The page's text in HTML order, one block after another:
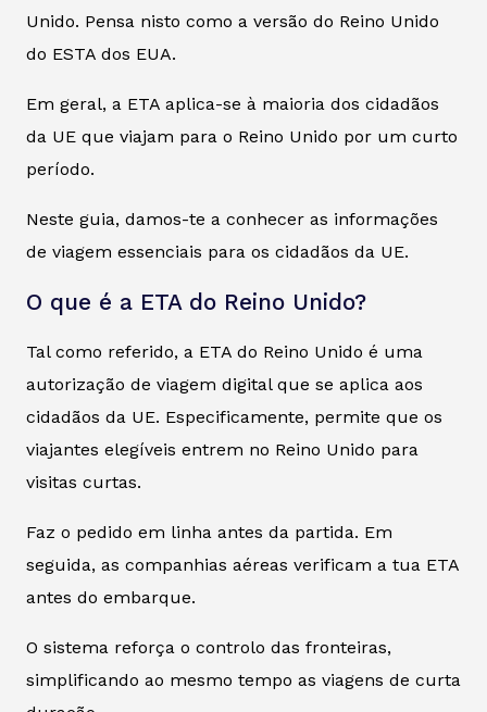
Unido. Pensa nisto como a versão do Reino Unido
do ESTA dos EUA.
Em geral, a ETA aplica-se à maioria dos cidadãos
da UE que viajam para o Reino Unido por um curto
período.
Neste guia, damos-te a conhecer as informações
de viagem essenciais para os cidadãos da UE.
O que é a ETA do Reino Unido?
Tal como referido, a ETA do Reino Unido é uma
autorização de viagem digital que se aplica aos
cidadãos da UE. Especificamente, permite que os
viajantes elegíveis entrem no Reino Unido para
visitas curtas.
Faz o pedido em linha antes da partida. Em
seguida, as companhias aéreas verificam a tua ETA
antes do embarque.
O sistema reforça o controlo das fronteiras,
simplificando ao mesmo tempo as viagens de curta